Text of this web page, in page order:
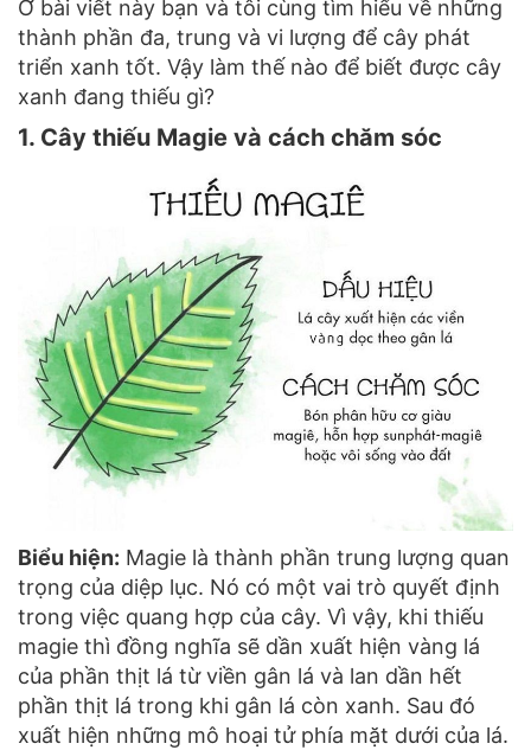
Ở bài viết này bạn và tôi cùng tìm hiểu về những
thành phần đa, trung và vi lượng để cây phát
triển xanh tốt. Vậy làm thế nào để biết được cây
xanh đang thiếu gì?
1. Cây thiếu Magie và cách chăm sóc
Biểu hiện: Magie là thành phần trung lượng quan
trọng của diệp lục. Nó có một vai trò quyết định
trong việc quang hợp của cây. Vì vậy, khi thiếu
magie thì đồng nghĩa sẽ dần xuất hiện vàng lá
của phần thịt lá từ viền gân lá và lan dần hết
phần thịt lá trong khi gân lá còn xanh. Sau đó
xuất hiện những mô hoại tử phía mặt dưới của lá.